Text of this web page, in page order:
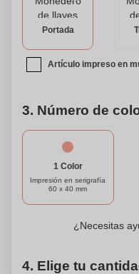
personalizado con su
haciendo mandados,
mantener sus
monedero para llaves
Portada
Artículo impreso en
3. Número de
1 Color
Impresión en serigrafía
60 x 40 mm
¿Necesitas
4. Elige tu